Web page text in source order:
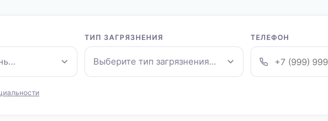
ТИП ЗАГРЯЗНЕНИЯ
Выберите тип загрязнения…
ТЕЛЕФОН